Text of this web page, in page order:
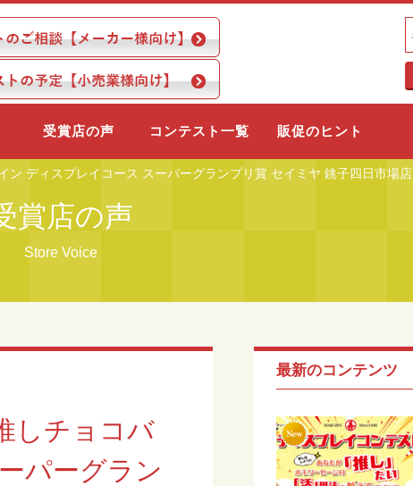
受賞店の声 コンテスト一覧 販促のヒント
ン ディスプレイコース スーパーグランプリ賞 セイミヤ 銚子四日市場店
賞店の声
Store Voice
しチョコバ
パーグラン
最新のコンテンツ